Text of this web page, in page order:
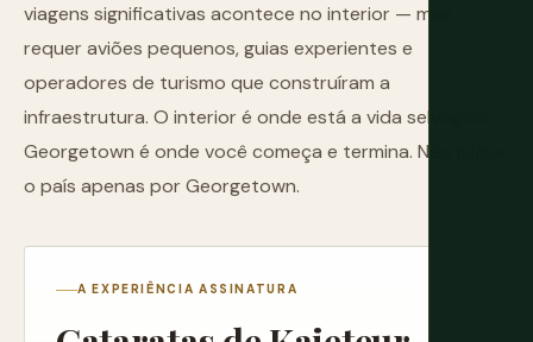
viagens significativas acontece no interior — mas
requer aviões pequenos, guias experientes e
operadores de turismo que construíram a
infraestrutura. O interior é onde está a vida selvagem.
Georgetown é onde você começa e termina. Não julgue
o país apenas por Georgetown.
A EXPERIÊNCIA ASSINATURA